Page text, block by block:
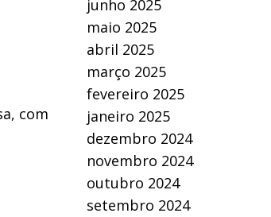
com
junho 2025
maio 2025
abril 2025
março 2025
fevereiro 2025
janeiro 2025
dezembro 2024
novembro 2024
outubro 2024
setembro 2024